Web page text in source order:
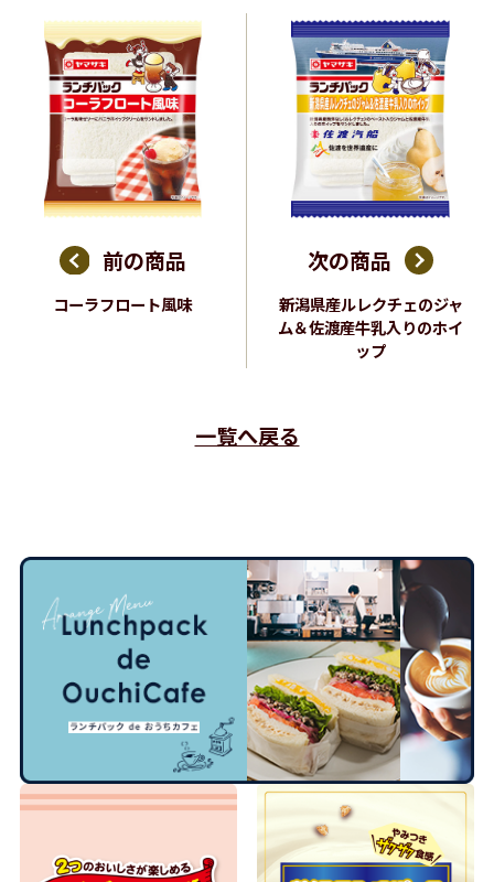
前の商品
コーラフロート風味
一覧へ戻る
次の商品
新潟県産ルレクチェのジャ
ム＆佐渡産牛乳入りのホイ
ップ